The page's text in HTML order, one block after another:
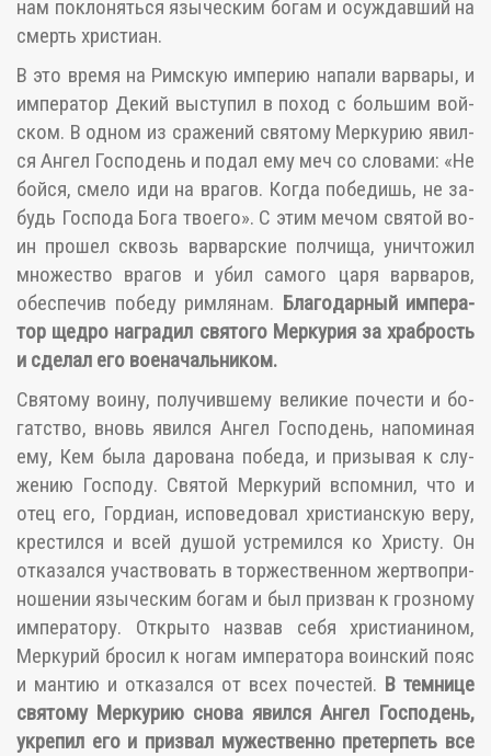
нам по­кло­нять­ся язы­че­ским бо­гам и осуж­дав­ший на
смерть хри­сти­ан.
В это вре­мя на Рим­скую им­пе­рию на­па­ли вар­ва­ры, и
им­пе­ра­тор Де­кий вы­сту­пил в по­ход с боль­шим вой­
ском. В од­ном из сра­же­ний свя­то­му Мер­ку­рию явил­
ся Ан­гел Гос­по­день и по­дал ему меч со сло­ва­ми: «Не
бой­ся, сме­ло иди на вра­гов. Ко­гда по­бе­дишь, не за­
будь Гос­по­да Бо­га тво­е­го». С этим ме­чом свя­той во­
ин про­шел сквозь вар­вар­ские пол­чи­ща, уни­что­жил
мно­же­ство вра­гов и убил са­мо­го ца­ря вар­ва­ров,
обес­пе­чив по­бе­ду рим­ля­нам. Бла­го­дар­ный им­пе­ра­
тор щед­ро на­гра­дил свя­то­го Мер­ку­рия за храб­рость
и сде­лал его во­е­на­чаль­ни­ком.
Свя­то­му во­и­ну, по­лу­чив­ше­му ве­ли­кие по­че­сти и бо­
гат­ство, вновь явил­ся Ан­гел Гос­по­день, на­по­ми­ная
ему, Кем бы­ла да­ро­ва­на по­бе­да, и при­зы­вая к слу­
же­нию Гос­по­ду. Свя­той Мер­ку­рий вспом­нил, что и
отец его, Гор­диан, ис­по­ве­до­вал хри­сти­ан­скую ве­ру,
кре­стил­ся и всей ду­шой устре­мил­ся ко Хри­сту. Он
от­ка­зал­ся участ­во­вать в тор­же­ствен­ном жерт­во­при­
но­ше­нии язы­че­ским бо­гам и был при­зван к гроз­но­му
им­пе­ра­то­ру. От­кры­то на­звав се­бя хри­сти­а­ни­ном,
Мер­ку­рий бро­сил к но­гам им­пе­ра­то­ра во­ин­ский по­яс
и ман­тию и от­ка­зал­ся от всех по­че­стей. В тем­ни­це
свя­то­му Мер­ку­рию сно­ва явил­ся Ан­гел Гос­по­день,
укре­пил его и при­звал му­же­ствен­но пре­тер­петь все